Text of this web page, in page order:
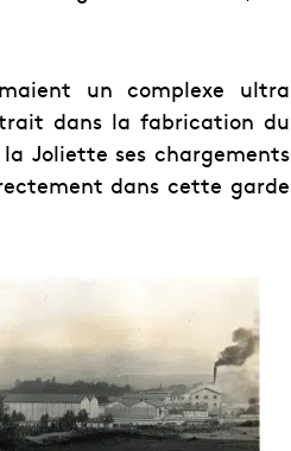
un complexe ultra
dans la fabrication du
Joliette ses chargements
dans cette garde